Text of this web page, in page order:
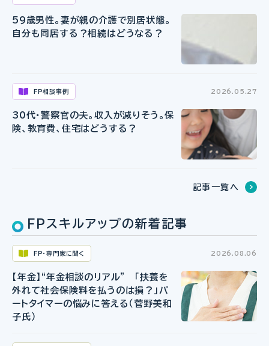
59歳男性。妻が親の介護で別居状態。
自分も同居する？相続はどうなる？
FP相談事例 2026.05.27
30代・警察官の夫。収入が減りそう。保
険、教育費、住宅はどうする？
記事一覧へ
FPスキルアップの新着記事
FP・専門家に聞く 2026.08.06
【年金】“年金相談のリアル” 「扶養を
外れて社会保険料を払うのは損？」パ
ートタイマーの悩みに答える（菅野美和
子氏）